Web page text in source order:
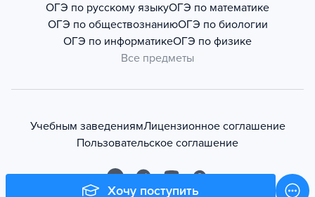
Хочу поступить
ОГЭ по русскому языкуОГЭ по математике
ОГЭ по обществознаниюОГЭ по биологии
ОГЭ по информатикеОГЭ по физике
Все предметы
Учебным заведениямЛицензионное соглашение
Пользовательское соглашение